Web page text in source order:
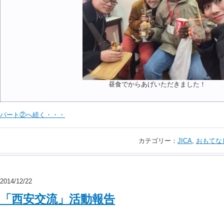
昼食でからあげいただきました！
パート②へ続く・・・
カテゴリー： JICA, おもてな
2014/12/22
「西安交流」活動報告